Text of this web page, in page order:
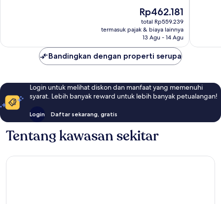
Harga
sekarang
Rp462.181
Rp462.181
total Rp559.239
termasuk pajak & biaya lainnya
13 Agu - 14 Agu
Bandingkan dengan properti serupa
Login untuk melihat diskon dan manfaat yang memenuhi
syarat. Lebih banyak reward untuk lebih banyak petualangan!
Login Daftar sekarang, gratis
Tentang kawasan sekitar